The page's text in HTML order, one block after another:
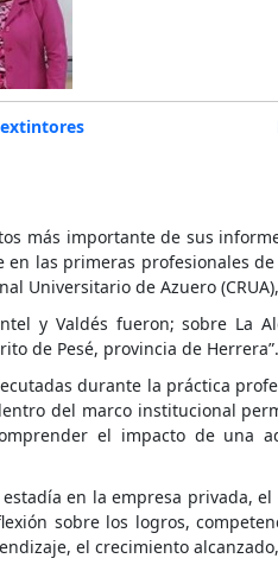
más importante de sus
las primeras profesionales
Universitario de Azuero (CRUA),
y Valdés fueron; sobre La
de Pesé, provincia de Herrera”.
durante la práctica
del marco institucional
el impacto de una
en la empresa privada,
sobre los logros,
el crecimiento alcanzado,